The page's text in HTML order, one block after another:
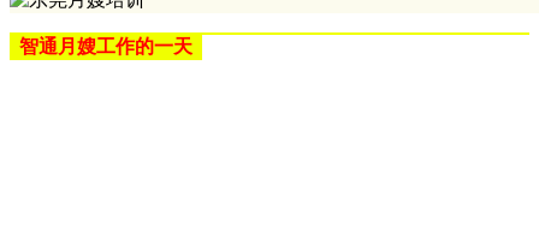
智通月嫂工作的一天